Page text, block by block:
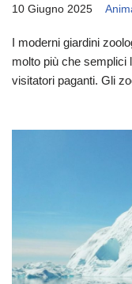
10 Giugno 2025
I moderni giardini
molto più che semplici
visitatori paganti. Gli